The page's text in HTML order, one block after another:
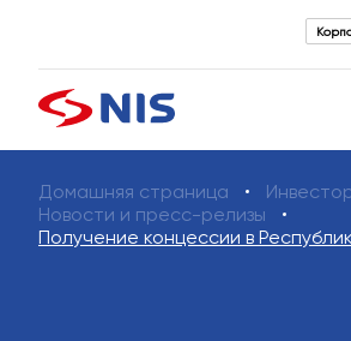
Поиск
Домашняя страница
Новости и пресс-релизы
Получение концессии в